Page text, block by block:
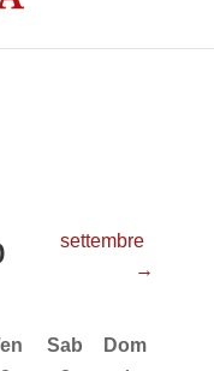
settembre
→
Sabato
Sab Domenica
Dom